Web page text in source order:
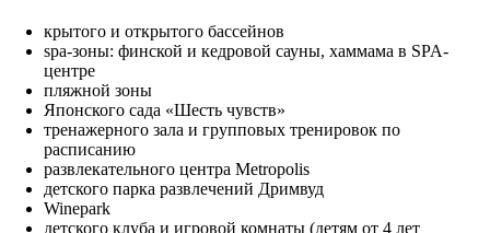
крытого и открытого бассейнов
spa-зоны: финской и кедровой сауны, хаммама в SPA-
центре
пляжной зоны
Японского сада «Шесть чувств»
тренажерного зала и групповых тренировок по
расписанию
развлекательного центра Metropolis
детского парка развлечений Дримвуд
Winepark
детского клуба и игровой комнаты (детям от 4 лет